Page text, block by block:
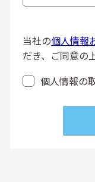
当社の個人情報
だき、ご同意の
個人情報の